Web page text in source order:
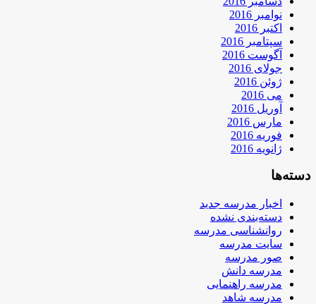
نوامبر 2016
اکتبر 2016
سپتامبر 2016
آگوست 2016
جولای 2016
ژوئن 2016
می 2016
آوریل 2016
مارس 2016
فوریه 2016
ژانویه 2016
دسته‌ها
اخبار مدرسه جدید
دسته‌بندی نشده
روانشناسی مدرسه
سایت مدرسه
صور مدرسه
مدرسه دانش
مدرسه راهنمایی
مدرسه شاهد